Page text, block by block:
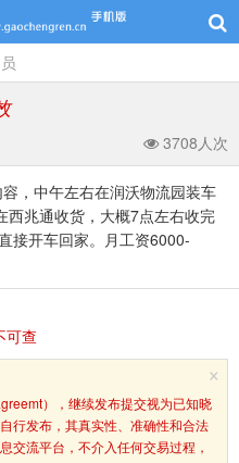
3708人次
，中午左右在润沃物流园装车
西兆通收货，大概7点左右收完
接开车回家。月工资6000-
可查
×
），继续发布提交视为已知晓
行发布，其真实性、准确性和合法
交流平台，不介入任何交易过程，